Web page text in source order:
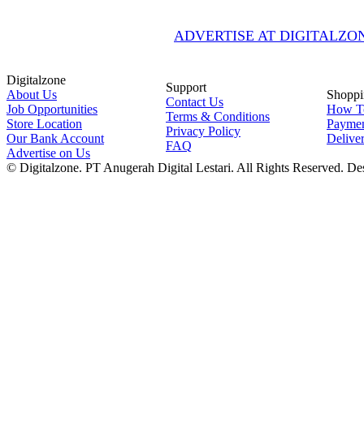
ADVERTISE AT
Digitalzone
About Us
Job Opportunities
Store Location
Our Bank Account
Advertise on Us
Support
Contact Us
Terms & Conditions
Privacy Policy
FAQ
How
© Digitalzone. PT Anugerah Digital Lestari. All Rights Reserved.